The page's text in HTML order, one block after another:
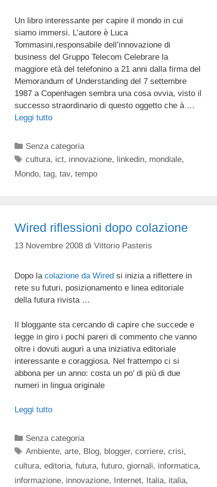
Un libro interessante per capire il mondo in cui
siamo immersi. L’autore è Luca
Tommasini,responsabile dell’innovazione di
business del Gruppo Telecom Celebrare la
maggiore età del telefonino a 21 anni dalla firma del
Memorandum of Understanding del 7 settembre
1987 a Copenhagen sembra una cosa ovvia, visto il
successo straordinario di questo oggetto che à …
Leggi tutto
Categorie
Senza categoria
Tag
cultura, ict, innovazione, linkedin, mondiale,
Mondo, tag, tav, tempo
Wired riflessioni dopo colazione
13 Novembre 2008 di Vittorio Pasteris
Dopo la colazione da Wired si inizia a riflettere in
rete su futuri, posizionamento e linea editoriale
della futura rivista …
Il bloggante sta cercando di capire che succede e
legge in giro i pochi pareri di commento che vanno
oltre i dovuti auguri a una iniziativa editoriale
interessante e coraggiosa. Nel frattempo ci si
abbona per un anno: costa un po’ di più di due
numeri in lingua originale
Leggi tutto
Categorie
Senza categoria
Tag
Ambiente,arte, Blog, blogger,corriere,crisi,
cultura, editoria, futura, futuro, giornali, informatica,
informazione, innovazione, Internet, Italia, italia,